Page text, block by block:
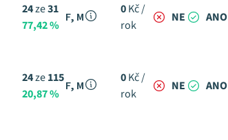
24ze31
77,42 %
F, M
0Kč /
rok
NE ANO
24ze115
20,87 %
F, M
0Kč /
rok
NE ANO